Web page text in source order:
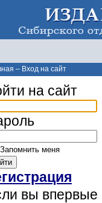
– Вход на сайт
на сайт
Запомнить меня
вы впервые